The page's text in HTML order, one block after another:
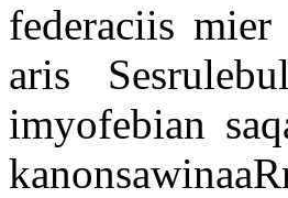
federaciis mier
aris
imyofebian